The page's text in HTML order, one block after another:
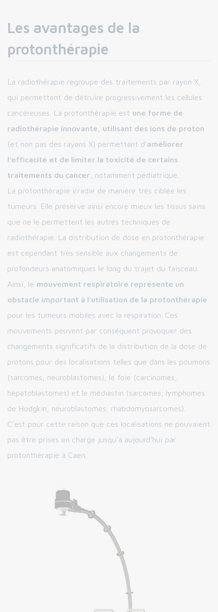
Les avantages de la
protonthérapie
La radiothérapie regroupe des traitements par rayon X,
qui permettent de détruire progressivement les cellules
cancéreuses. La protonthérapie est une forme de
radiothérapie innovante
utilisant des ions de proton
(et non pas des rayons X) permettant d’améliorer
l’efficacité et de limiter la toxicité de certains
traitements du cancer , notamment pédiatrique.
La protonthérapie irradie de manière très ciblée les
tumeurs. Elle préserve ainsi encore mieux les tissus sains
que ne le permettent les autres techniques de
radiothérapie. La distribution de dose en protonthérapie
est cependant très sensible aux changements de
profondeurs anatomiques le long du trajet du faisceau.
Ainsi, le mouvement respiratoire représente un
obstacle important à l’utilisation de la protonthérapie
pour les tumeurs mobiles avec la respiration. Ces
mouvements peuvent par conséquent provoquer des
changements significatifs de la distribution de la dose de
protons pour des localisations telles que dans les poumons
(sarcomes, neuroblastomes), le foie (carcinomes,
hépatoblastomes) et le médiastin (sarcomes, lymphomes
de Hodgkin, neuroblastomes, rhabdomyosarcomes).
C’est pour cette raison que ces localisations ne pouvaient
pas être prises en charge jusqu’à aujourd’hui par
protonthérapie à Caen.